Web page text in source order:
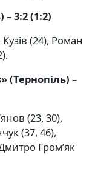
– 3:2 (1:2)
(24), Роман
(Тернопіль) –
(23, 30),
(37, 46),
Гром’як